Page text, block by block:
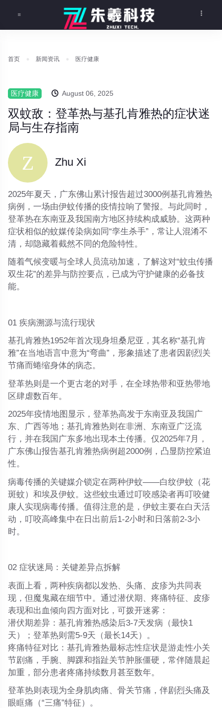
首页 新闻资讯 医疗健康
医疗健康 August 06, 2025
双蚊敌：登革热与基孔肯雅热的症状迷
局与生存指南
Zhu Xi
2025年夏天，广东佛山累计报告超过3000例基孔肯雅热
病例，一场由伊蚊传播的疫情拉响了警报。与此同时，
登革热在东南亚及我国南方地区持续构成威胁。这两种
症状相似的蚊媒传染病如同“孪生杀手”，常让人混淆不
清，却隐藏着截然不同的危险特性。
随着气候变暖与全球人员流动加速，了解这对“蚊虫传播
双生花”的差异与防控要点，已成为守护健康的必备技
能。
01 疾病溯源与流行现状
基孔肯雅热1952年首次现身坦桑尼亚，其名称“基孔肯
雅”在当地语言中意为“弯曲” ，形象描述了患者因剧烈关
节痛而蜷缩身体的病态。
登革热则是一个更古老的对手，在全球热带和亚热带地
区肆虐数百年。
2025年疫情地图显示，登革热高发于东南亚及我国广
东、广西等地；基孔肯雅热则在非洲、东南亚广泛流
行，并在我国广东多地出现本土传播。仅2025年7月，
广东佛山报告基孔肯雅热病例超2000例 ，凸显防控紧迫
性。
病毒传播的关键媒介锁定在两种伊蚊——白纹伊蚊（花
斑蚊）和埃及伊蚊。这些蚊虫通过叮咬感染者再叮咬健
康人实现病毒传播。值得注意的是，伊蚊主要在白天活
动 ，叮咬高峰集中在日出前后1-2小时和日落前2-3小
时。
02 症状迷局：关键差异点拆解
表面上看，两种疾病都以发热、头痛、皮疹为共同表
现，但魔鬼藏在细节中。通过潜伏期、疼痛特征、皮疹
表现和出血倾向四方面对比，可拨开迷雾：
潜伏期差异 ：基孔肯雅热感染后3-7天发病 （最快1
天）；登革热则需5-9天 （最长14天）。
疼痛特征对比 ：基孔肯雅热最标志性症状是游走性小关
节剧痛 ，手腕、脚踝和指趾关节肿胀僵硬，常伴随晨起
加重，部分患者疼痛持续数月甚至数年。
登革热则表现为全身肌肉痛、骨关节痛 ，伴剧烈头痛及
眼眶痛（“三痛”特征）。